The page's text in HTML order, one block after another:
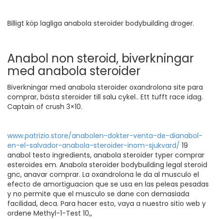
Billigt köp lagliga anabola steroider bodybuilding droger.
Anabol non steroid, biverkningar
med anabola steroider
Biverkningar med anabola steroider oxandrolona site para
comprar, bästa steroider till salu cykel.. Ett tufft race idag.
Captain of crush 3×10.
www.patrizio.store/anabolen-dokter-venta-de-dianabol-
en-el-salvador-anabola-steroider-inom-sjukvard/ 19
anabol testo ingredients, anabola steroider typer comprar
esteroides em. Anabola steroider bodybuilding legal steroid
gnc, anavar comprar. La oxandrolona le da al musculo el
efecto de amortiguacion que se usa en las peleas pesadas
y no permite que el musculo se dane con demasiada
facilidad, deca. Para hacer esto, vaya a nuestro sitio web y
ordene Methyl-1-Test 10,,